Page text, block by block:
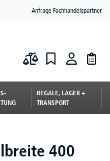
Anfrage Fachhandelspartner
REGALE, LAGER +
TRANSPORT
400